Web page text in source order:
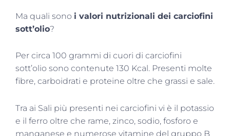
Ma quali sono i valori nutrizionali dei carciofini
sott’olio?
Per circa 100 grammi di cuori di carciofini
sott’olio sono contenute 130 Kcal. Presenti molte
fibre, carboidrati e proteine oltre che grassi e sale.
Tra ai Sali più presenti nei carciofini vi è il potassio
e il ferro oltre che rame, zinco, sodio, fosforo e
manganese e numerose vitamine del gruppo B